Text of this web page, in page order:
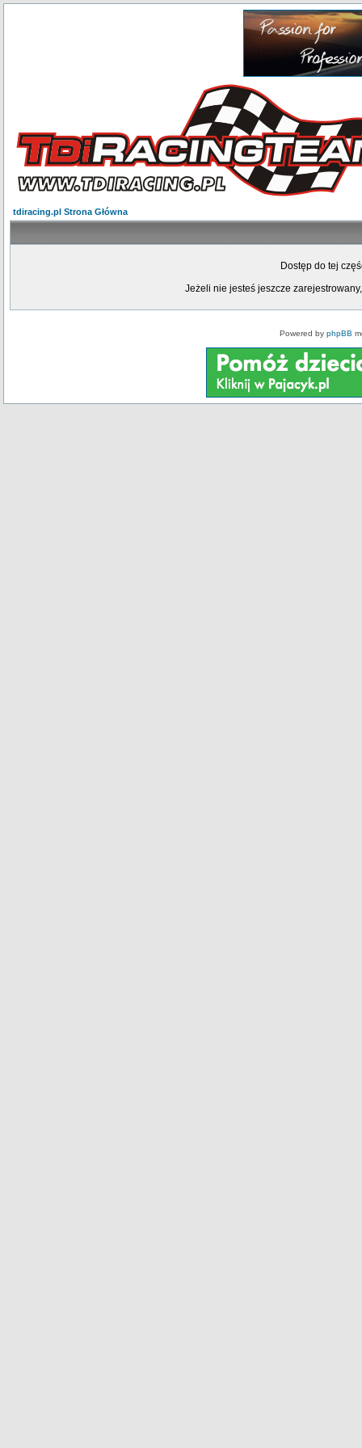
tdiracing.pl Strona Główna
Dostęp do tej
Jeżeli nie jesteś jeszcze
Powered by phpBB